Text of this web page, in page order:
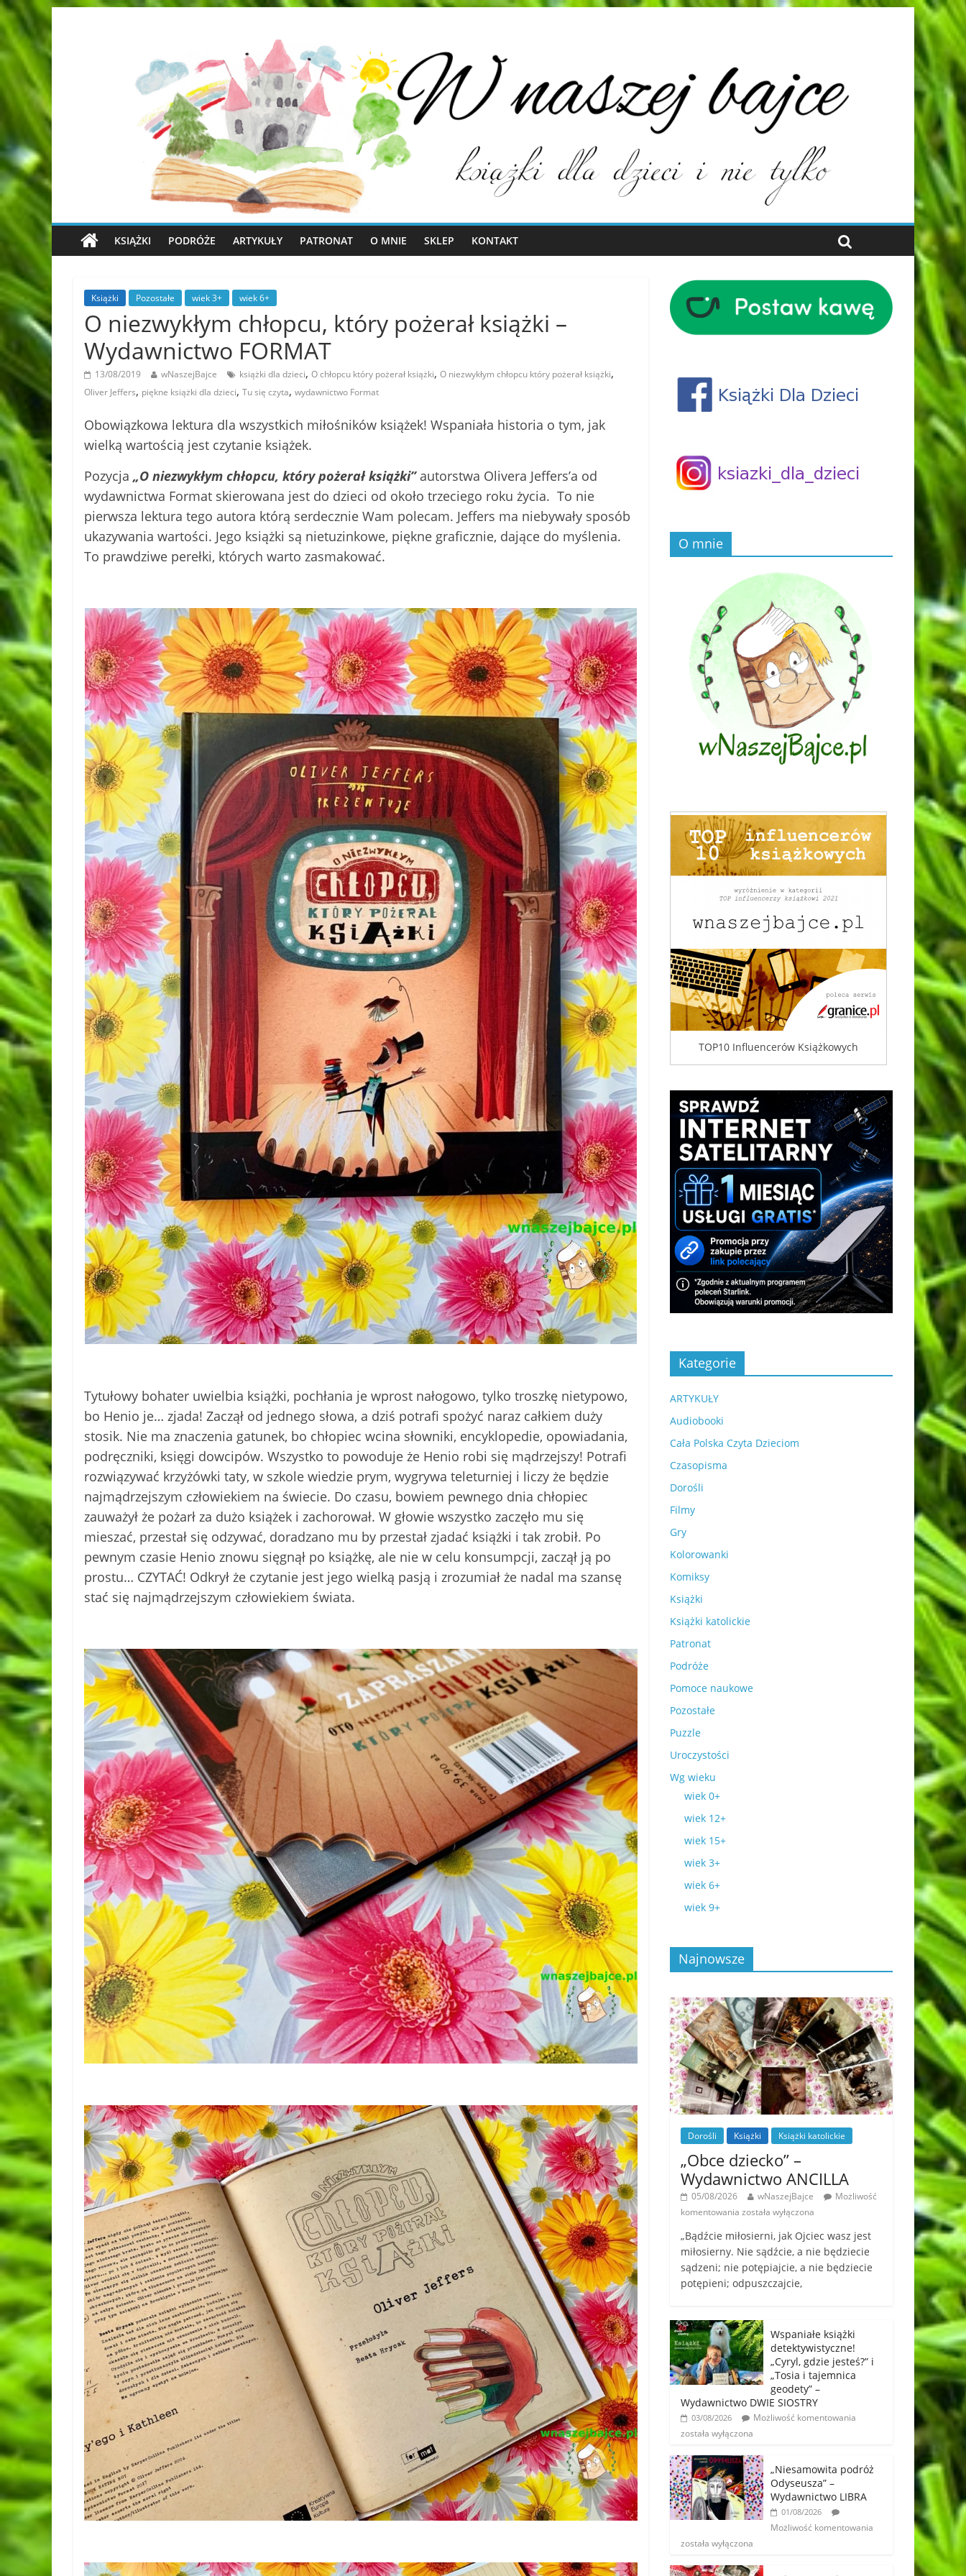
KSIĄŻKI PODRÓŻE ARTYKUŁY PATRONAT O MNIE SKLEP KONTAKT
Książki Pozostałe wiek 3+ wiek 6+
O niezwykłym chłopcu, który pożerał książki –
Wydawnictwo FORMAT
13/08/2019 wNaszejBajce książki dla dzieci, O chłopcu który pożerał książki, O niezwykłym chłopcu który pożerał książki,
Oliver Jeffers, piękne książki dla dzieci, Tu się czyta, wydawnictwo Format
Obowiązkowa lektura dla wszystkich miłośników książek! Wspaniała historia o tym, jak
wielką wartością jest czytanie książek.
Pozycja „O niezwykłym chłopcu, który pożerał książki” autorstwa Olivera Jeffers’a od
wydawnictwa Format skierowana jest do dzieci od około trzeciego roku życia. To nie
pierwsza lektura tego autora którą serdecznie Wam polecam. Jeffers ma niebywały sposób
ukazywania wartości. Jego książki są nietuzinkowe, piękne graficznie, dające do myślenia.
To prawdziwe perełki, których warto zasmakować.
Tytułowy bohater uwielbia książki, pochłania je wprost nałogowo, tylko troszkę nietypowo,
bo Henio je… zjada! Zaczął od jednego słowa, a dziś potrafi spożyć naraz całkiem duży
stosik. Nie ma znaczenia gatunek, bo chłopiec wcina słowniki, encyklopedie, opowiadania,
podręczniki, księgi dowcipów. Wszystko to powoduje że Henio robi się mądrzejszy! Potrafi
rozwiązywać krzyżówki taty, w szkole wiedzie prym, wygrywa teleturniej i liczy że będzie
najmądrzejszym człowiekiem na świecie. Do czasu, bowiem pewnego dnia chłopiec
zauważył że pożarł za dużo książek i zachorował. W głowie wszystko zaczęło mu się
mieszać, przestał się odzywać, doradzano mu by przestał zjadać książki i tak zrobił. Po
pewnym czasie Henio znowu sięgnął po książkę, ale nie w celu konsumpcji, zaczął ją po
prostu… CZYTAĆ! Odkrył że czytanie jest jego wielką pasją i zrozumiał że nadal ma szansę
stać się najmądrzejszym człowiekiem świata.
O mnie
TOP10 Influencerów Książkowych
Kategorie
ARTYKUŁY
Audiobooki
Cała Polska Czyta Dzieciom
Czasopisma
Dorośli
Filmy
Gry
Kolorowanki
Komiksy
Książki
Książki katolickie
Patronat
Podróże
Pomoce naukowe
Pozostałe
Puzzle
Uroczystości
Wg wieku
wiek 0+
wiek 12+
wiek 15+
wiek 3+
wiek 6+
wiek 9+
Najnowsze
Dorośli Książki Książki katolickie
„Obce dziecko” –
Wydawnictwo ANCILLA
05/08/2026 wNaszejBajce
Możliwość
komentowania została wyłączona
„Bądźcie miłosierni, jak Ojciec wasz jest
miłosierny. Nie sądźcie, a nie będziecie
sądzeni; nie potępiajcie, a nie będziecie
potępieni; odpuszczajcie,
Wspaniałe książki
detektywistyczne!
„Cyryl, gdzie jesteś?” i
„Tosia i tajemnica
geodety” –
Wydawnictwo DWIE SIOSTRY
03/08/2026
Możliwość komentowania
została wyłączona
„Niesamowita podróż
Odyseusza” –
Wydawnictwo LIBRA
01/08/2026
Możliwość komentowania
została wyłączona